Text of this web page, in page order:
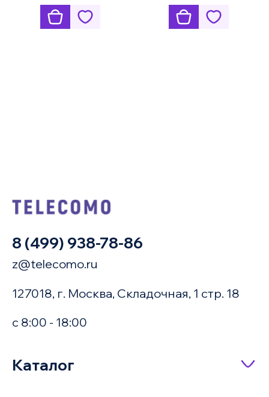
8 (499) 938-78-86
z@telecomo.ru
127018, г. Москва, Складочная, 1 стр. 18
с 8:00 - 18:00
Каталог